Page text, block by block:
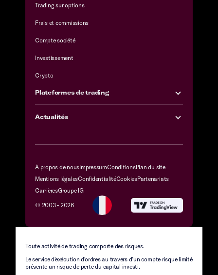
Trading sur options
Frais et commissions
Compte société
Investissement
Crypto
Plateformes de trading
Actualités
À propos de nousImpressumConditionsPlan du site
Mentions légalesConfidentialitéCookiesPartenariats
CarrièresGroupe IG
© 2003 - 2026
Toute activité de trading comporte des risques.
Le service d'exécution d'ordres au travers d’un compte risque limité
présente un risque de perte du capital investi.